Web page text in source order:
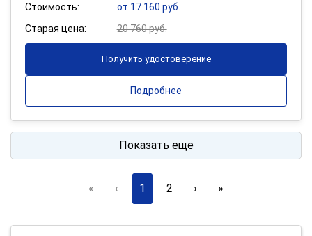
Стоимость:
от 17 160 руб.
Старая цена:
20 760 руб.
Получить удостоверение
Подробнее
Показать ещё
« ‹ 1 2 › »